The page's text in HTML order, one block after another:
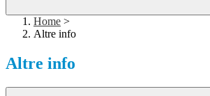
Home >
Altre info
Altre info